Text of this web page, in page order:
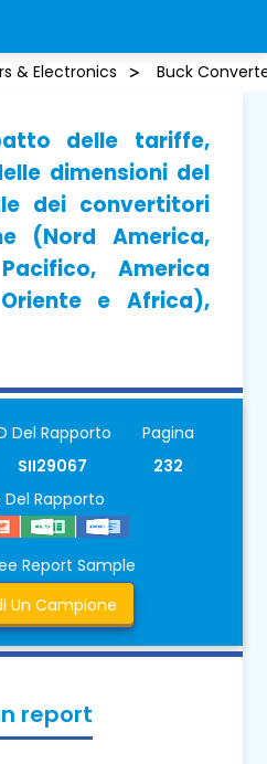
& Electronics Buck
delle tariffe,
dimensioni del
dei convertitori
(Nord America,
America
e Africa),
Del Rapporto
SII29067
Pagina
232
Rapporto
Report Sample
Un Campione
report